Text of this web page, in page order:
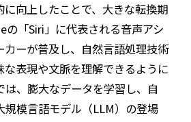
に向上したことで、大きな転換期
の「Siri」に代表される音声アシ
カーが普及し、自然言語処理技術
な表現や文脈を理解できるように
は、膨大なデータを学習し、自
規模言語モデル（LLM）の登場